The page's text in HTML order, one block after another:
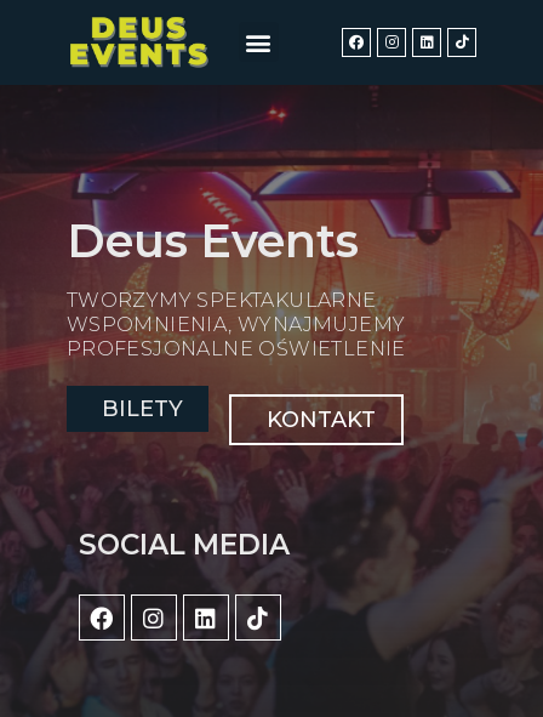
Deus Events
TWORZYMY SPEKTAKULARNE
WSPOMNIENIA, WYNAJMUJEMY
PROFESJONALNE OŚWIETLENIE
BILETY KONTAKT
SOCIAL MEDIA